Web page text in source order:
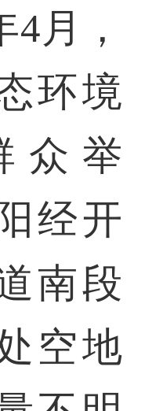
月，
环境
众举
经开
南段
空地